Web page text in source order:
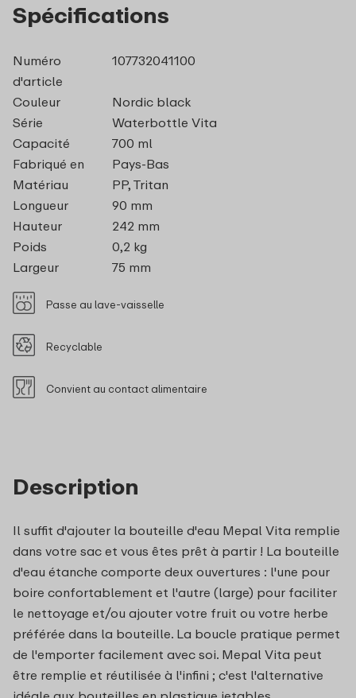
Description
Il suffit d'ajouter la bouteille d'eau Mepal Vita remplie
dans votre sac et vous êtes prêt à partir ! La bouteille
d'eau étanche comporte deux ouvertures : l'une pour
boire confortablement et l'autre (large) pour faciliter
le nettoyage et/ou ajouter votre fruit ou votre herbe
préférée dans la bouteille. La boucle pratique permet
de l'emporter facilement avec soi. Mepal Vita peut
être remplie et réutilisée à l'infini ; c'est l'alternative
Spécifications
Numéro
d'article
107732041100
Couleur
Nordic black
Série
Waterbottle Vita
Capacité
700 ml
Fabriqué en
Pays-Bas
Matériau
PP, Tritan
Longueur
90 mm
Hauteur
242 mm
Poids
0,2 kg
Largeur
75 mm
Passe au lave-vaisselle
Recyclable
Convient au contact alimentaire